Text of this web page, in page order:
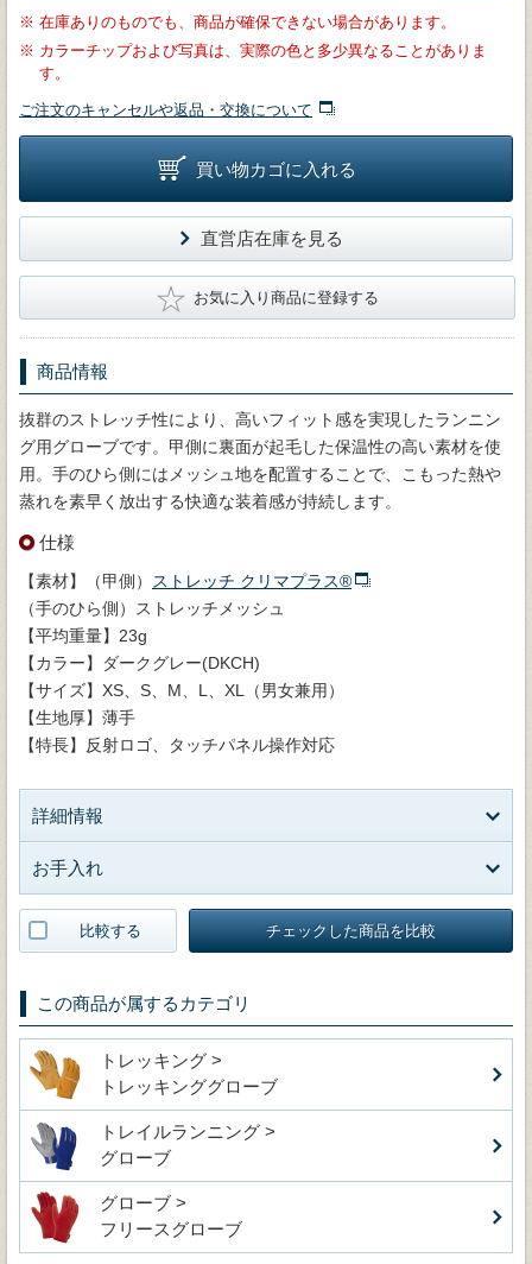
※ 在庫ありのものでも、商品が確保できない場合があります。
※ カラーチップおよび写真は、実際の色と多少異なることがありま
す。
ご注文のキャンセルや返品・交換について
買い物カゴに入れる
直営店在庫を見る
★ お気に入り商品に登録する
商品情報
抜群のストレッチ性により、高いフィット感を実現したランニン
グ用グローブです。甲側に裏面が起毛した保温性の高い素材を使
用。手のひら側にはメッシュ地を配置することで、こもった熱や
蒸れを素早く放出する快適な装着感が持続します。
仕様
【素材】（甲側）
ストレッチ クリマプラス®
（手のひら側）ストレッチメッシュ
【平均重量】23g
【カラー】ダークグレー(DKCH)
【サイズ】XS、S、M、L、XL（男女兼用）
【生地厚】薄手
【特長】反射ロゴ、タッチパネル操作対応
詳細情報
お手入れ
比較する チェックした商品を比較
この商品が属するカテゴリ
トレッキング >
トレッキンググローブ
トレイルランニング >
グローブ
グローブ >
フリースグローブ